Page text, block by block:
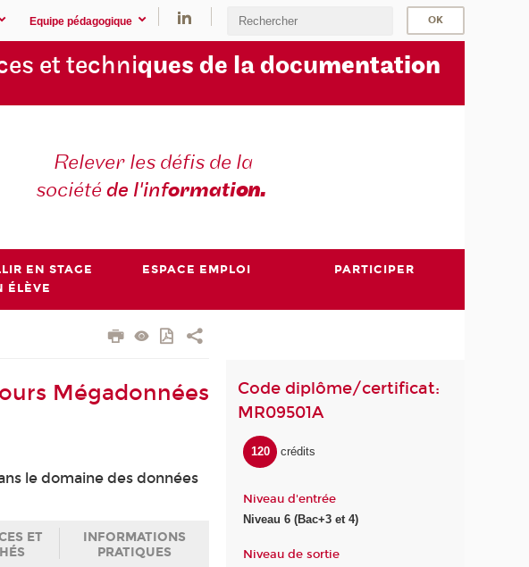
Equipe pédagogique
et techniques de la documentation
Relever les défis de la
sociétéde l'information.
EN STAGE
ÉLÈVE
ESPACE EMPLOI PARTICIPER
Mégadonnées
le domaine des données
ET
INFORMATIONS
PRATIQUES
Code diplôme/certificat:
MR09501A
120 crédits
Niveau d'entrée
Niveau 6 (Bac+3 et 4)
Niveau de sortie